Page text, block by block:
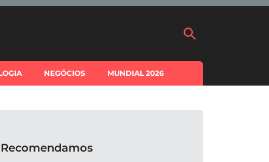
NEGÓCIOS MUNDIAL 2026
Recomendamos